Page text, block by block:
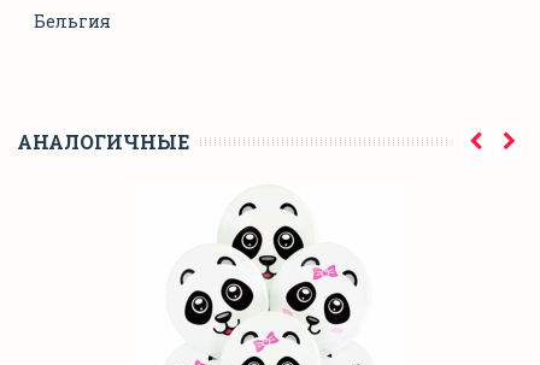
Бельгия
АНАЛОГИЧНЫЕ